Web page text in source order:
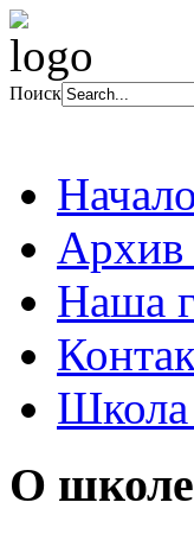
Поиск
Начало
Архив
Наша
Школа
О школе